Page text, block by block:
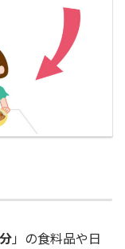
」の食料品や日